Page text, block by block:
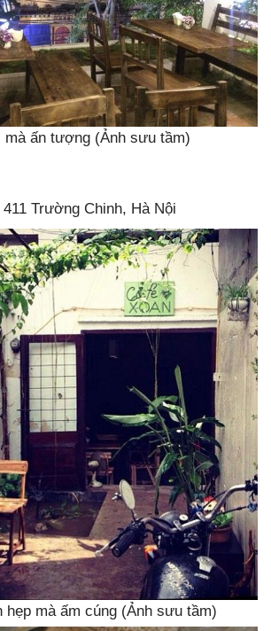
mà ấn tượng (Ảnh sưu tầm)
Trường Chinh, Hà Nội
hẹp mà ấm cúng (Ảnh sưu tầm)